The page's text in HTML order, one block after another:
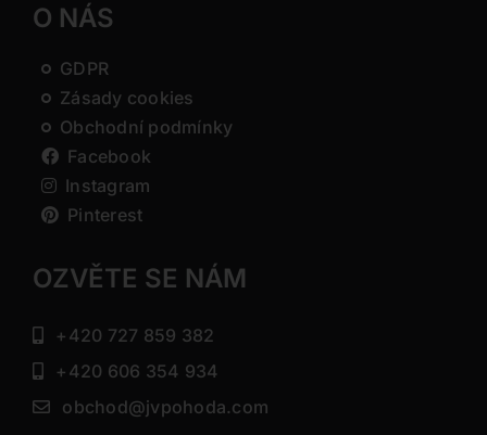
O NÁS
GDPR
Zásady cookies
Obchodní podmínky
Facebook
Instagram
Pinterest
OZVĚTE SE NÁM
+420 727 859 382
+420 606 354 934
obchod@jvpohoda.com